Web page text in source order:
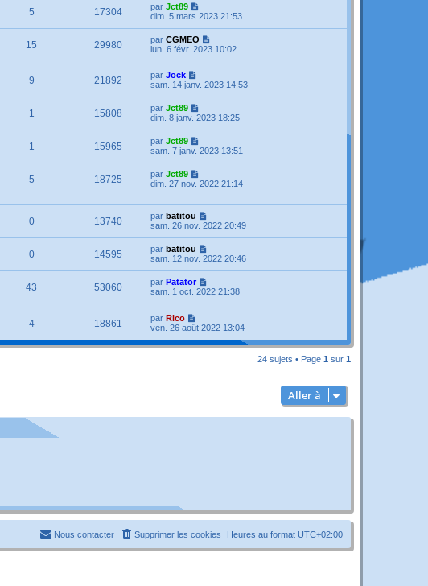
5 17304 par Jct89
dim. 5 mars 2023 21:53
15 29980 par CGMEO
lun. 6 févr. 2023 10:02
9 21892 par Jock
sam. 14 janv. 2023 14:53
1 15808 par Jct89
dim. 8 janv. 2023 18:25
1 15965 par Jct89
sam. 7 janv. 2023 13:51
5 18725 par Jct89
dim. 27 nov. 2022 21:14
0 13740 par batitou
sam. 26 nov. 2022 20:49
0 14595 par batitou
sam. 12 nov. 2022 20:46
43 53060 par Patator
sam. 1 oct. 2022 21:38
4 18861 par Rico
ven. 26 août 2022 13:04
24 sujets • Page 1 sur 1
Aller à
Heures au format UTC+02:00
Supprimer les cookies
Nous contacter